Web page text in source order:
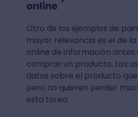
online
Otro de los ejemplos de
mayor relevancia es el de
online de información antes
comprar un producto. Los
datos sobre el producto
pero no quieren perder
esta tarea.